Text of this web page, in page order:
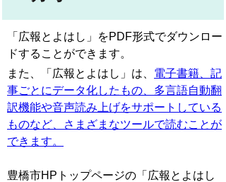
「広報とよはし」をPDF形式でダウンロー
ドすることができます。
また、「広報とよはし」は、 電子書籍、記
事ごとにデータ化したもの、多言語自動翻
訳機能や音声読み上げをサポートしている
ものなど、さまざまなツールで読むことが
できます。
豊橋市HPトップページの「広報とよはし